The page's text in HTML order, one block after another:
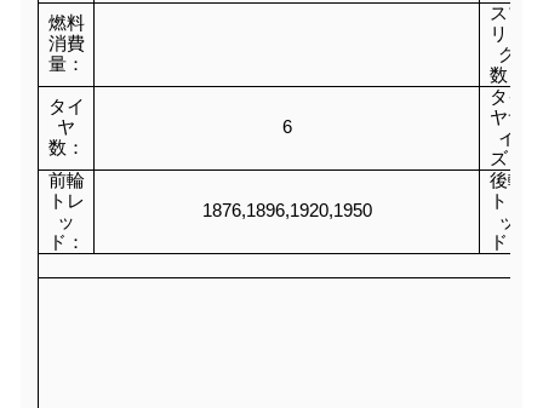
燃料
消費
量：
スプ
リン
グ
数：
タイ
ヤ
数：
6
タイ
ヤサ
イ
ズ：
前輪
トレ
ッ
ド：
1876,1896,1920,1950
後輪
トレ
ッ
ド：